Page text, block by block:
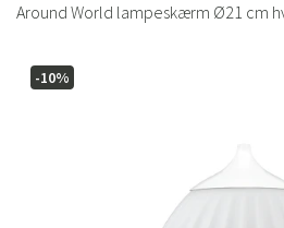
Around World lampeskærm Ø21 cm
-10%